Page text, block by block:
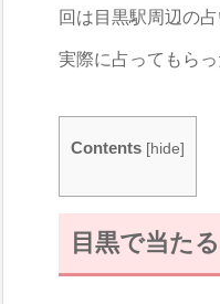
回は目黒駅周辺の
実際に占ってもら
Contents [hide]
目黒で当た